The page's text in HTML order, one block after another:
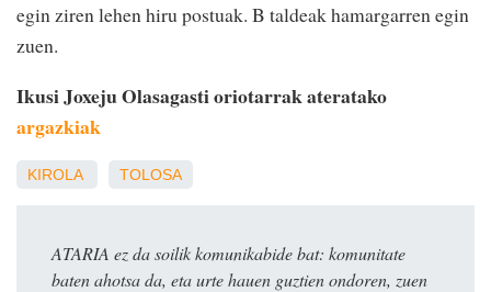
egin ziren lehen hiru postuak. B taldeak hamargarren egin
zuen.
Ikusi Joxeju Olasagasti oriotarrak ateratako
argazkiak
KIROLA TOLOSA
ATARIA ez da soilik komunikabide bat: komunitate
baten ahotsa da, eta urte hauen guztien ondoren, zuen